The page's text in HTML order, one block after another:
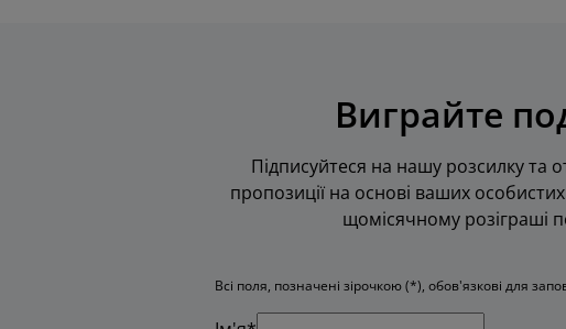
Виграйте
Підписуйтеся на нашу розсилку та
пропозиції на основі ваших
щомісячному розіграші
Всі поля, позначені зірочкою (*), обов'язкові для